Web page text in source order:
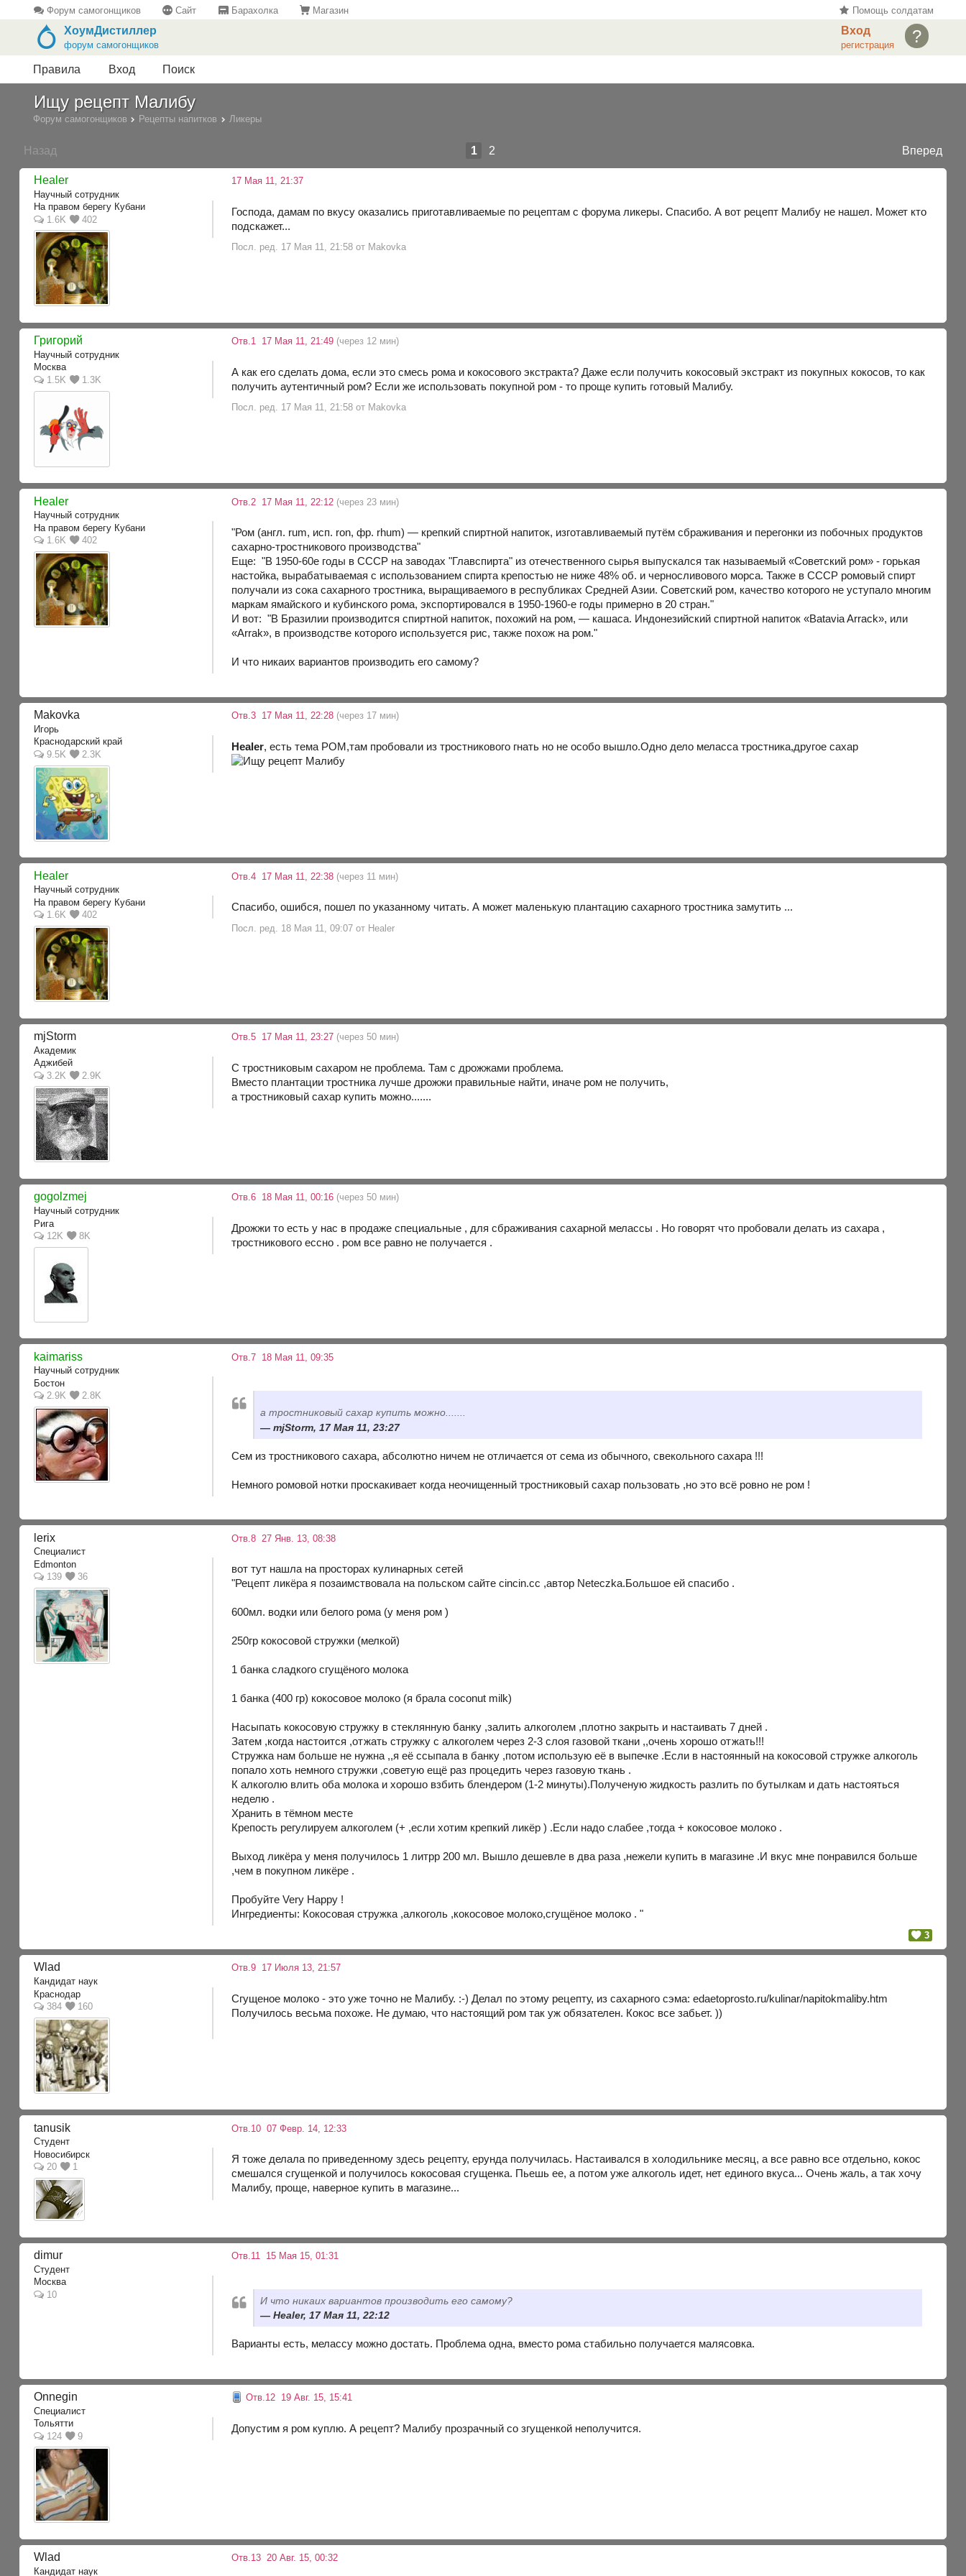
Форум самогонщиков Сайт Барахолка Магазин Помощь солдатам
?
Вход
регистрация
ХоумДистиллер
форум самогонщиков
Правила Вход Поиск
Ищу рецепт Малибу
Форум самогонщиков Рецепты напитков Ликеры
Назад Вперед
1 2
Healer
Научный сотрудник
На правом берегу Кубани
1.6K
402
17 Мая 11, 21:37
Господа, дамам по вкусу оказались приготавливаемые по рецептам с форума ликеры. Спасибо. А вот рецепт Малибу не нашел. Может кто
подскажет...
Посл. ред. 17 Мая 11, 21:58 от Makovka
Григорий
Научный сотрудник
Москва
1.5K
1.3K
Отв.1 17 Мая 11, 21:49 (через 12 мин)
А как его сделать дома, если это смесь рома и кокосового экстракта? Даже если получить кокосовый экстракт из покупных кокосов, то как
получить аутентичный ром? Если же использовать покупной ром - то проще купить готовый Малибу.
Посл. ред. 17 Мая 11, 21:58 от Makovka
Healer
Научный сотрудник
На правом берегу Кубани
1.6K
402
Отв.2 17 Мая 11, 22:12 (через 23 мин)
"Ром (англ. rum, исп. ron, фр. rhum) — крепкий спиртной напиток, изготавливаемый путём сбраживания и перегонки из побочных продуктов
сахарно-тростникового производства"
Еще: "В 1950-60е годы в СССР на заводах "Главспирта" из отечественного сырья выпускался так называемый «Советский ром» - горькая
настойка, вырабатываемая с использованием спирта крепостью не ниже 48% об. и черносливового морса. Также в СССР ромовый спирт
получали из сока сахарного тростника, выращиваемого в республиках Средней Азии. Советский ром, качество которого не уступало многим
маркам ямайского и кубинского рома, экспортировался в 1950-1960-е годы примерно в 20 стран."
И вот: "В Бразилии производится спиртной напиток, похожий на ром, — кашаса. Индонезийский спиртной напиток «Batavia Arrack», или
«Arrak», в производстве которого используется рис, также похож на ром."
И что никаих вариантов производить его самому?
Makovka
Игорь
Краснодарский край
9.5K
2.3K
Отв.3 17 Мая 11, 22:28 (через 17 мин)
Healer, есть тема РОМ,там пробовали из тростникового гнать но не особо вышло.Одно дело меласса тростника,другое сахар
Healer
Научный сотрудник
На правом берегу Кубани
1.6K
402
Отв.4 17 Мая 11, 22:38 (через 11 мин)
Спасибо, ошибся, пошел по указанному читать. А может маленькую плантацию сахарного тростника замутить ...
Посл. ред. 18 Мая 11, 09:07 от Healer
mjStоrm
Академик
Аджибей
3.2K
2.9K
Отв.5 17 Мая 11, 23:27 (через 50 мин)
C тростниковым сахаром не проблема. Там с дрожжами проблема.
Вместо плантации тростника лучше дрожжи правильные найти, иначе ром не получить,
а тростниковый сахар купить можно.......
gogolzmej
Научный сотрудник
Рига
12K
8K
Отв.6 18 Мая 11, 00:16 (через 50 мин)
Дрожжи то есть у нас в продаже специальные , для сбраживания сахарной мелассы . Но говорят что пробовали делать из сахара ,
тростникового ессно . ром все равно не получается .
kaimariss
Научный сотрудник
Бостон
2.9K
2.8K
Отв.7 18 Мая 11, 09:35
а тростниковый сахар купить можно.......
mjStorm, 17 Мая 11, 23:27
Сем из тростникового сахара, абсолютно ничем не отличается от сема из обычного, свекольного сахара !!!
Немного ромовой нотки проскакивает когда неочищенный тростниковый сахар пользовать ,но это всё ровно не ром !
lerix
Специалист
Edmonton
139
36
Отв.8 27 Янв. 13, 08:38
вот тут нашла на просторах кулинарных сетей
"Рецепт ликёра я позаимствовала на польском сайте cincin.cc ,автор Neteczka.Большое ей спасибо .
600мл. водки или белого рома (у меня ром )
250гр кокосовой стружки (мелкой)
1 банка сладкого сгущёного молока
1 банка (400 гр) кокосовое молоко (я брала coconut milk)
Насыпать кокосовую стружку в стеклянную банку ,залить алкоголем ,плотно закрыть и настаивать 7 дней .
Затем ,когда настоится ,отжать стружку с алкоголем через 2-3 слоя газовой ткани ,,очень хорошо отжать!!!
Стружка нам больше не нужна ,,я её ссыпала в банку ,потом использую её в выпечке .Если в настоянный на кокосовой стружке алкоголь
попало хоть немного стружки ,советую ещё раз процедить через газовую ткань .
К алкоголю влить оба молока и хорошо взбить блендером (1-2 минуты).Полученую жидкость разлить по бутылкам и дать настояться
неделю .
Хранить в тёмном месте
Крепость регулируем алкоголем (+ ,если хотим крепкий ликёр ) .Если надо слабее ,тогда + кокосовое молоко .
Выход ликёра у меня получилось 1 литрр 200 мл. Вышло дешевле в два раза ,нежели купить в магазине .И вкус мне понравился больше
,чем в покупном ликёре .
Пробуйте Very Happy !
Ингредиенты: Кокосовая стружка ,алкоголь ,кокосовое молоко,сгущёное молоко . "
3
Wlad
Кандидат наук
Краснодар
384
160
Отв.9 17 Июля 13, 21:57
Сгущеное молоко - это уже точно не Малибу. :-) Делал по этому рецепту, из сахарного сэма: edaetoprosto.ru/kulinar/napitokmaliby.htm
Получилось весьма похоже. Не думаю, что настоящий ром так уж обязателен. Кокос все забьет. ))
tanusik
Студент
Новосибирск
20
1
Отв.10 07 Февр. 14, 12:33
Я тоже делала по приведенному здесь рецепту, ерунда получилась. Настаивался в холодильнике месяц, а все равно все отдельно, кокос
смешался сгущенкой и получилось кокосовая сгущенка. Пьешь ее, а потом уже алкоголь идет, нет единого вкуса... Очень жаль, а так хочу
Малибу, проще, наверное купить в магазине...
dimur
Студент
Москва
10
Отв.11 15 Мая 15, 01:31
И что никаих вариантов производить его самому?
Healer, 17 Мая 11, 22:12
Варианты есть, мелассу можно достать. Проблема одна, вместо рома стабильно получается малясовка.
Onnegin
Специалист
Тольятти
124
9
Отв.12 19 Авг. 15, 15:41
Допустим я ром куплю. А рецепт? Малибу прозрачный со згущенкой неполучится.
Wlad
Кандидат наук
Отв.13 20 Авг. 15, 00:32